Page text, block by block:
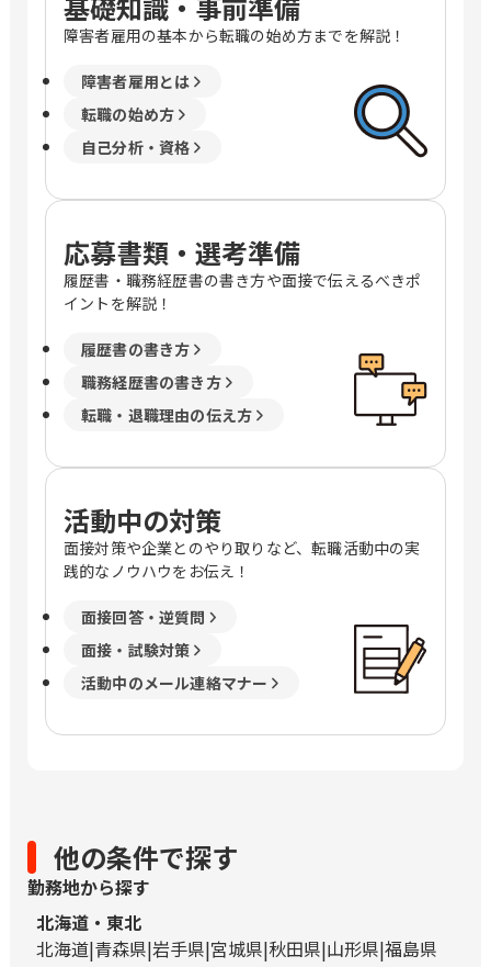
障害者雇用の基本から転職の始め方までを解説！
障害者雇用とは
転職の始め方
自己分析・資格
応募書類・選考準備
履歴書・職務経歴書の書き方や面接で伝えるべきポ
イントを解説！
履歴書の書き方
職務経歴書の書き方
転職・退職理由の伝え方
活動中の対策
面接対策や企業とのやり取りなど、転職活動中の実
践的なノウハウをお伝え！
面接回答・逆質問
面接・試験対策
活動中のメール連絡マナー
他の条件で探す
勤務地から探す
北海道・東北
北海道 青森県 岩手県 宮城県 秋田県 山形県 福島県